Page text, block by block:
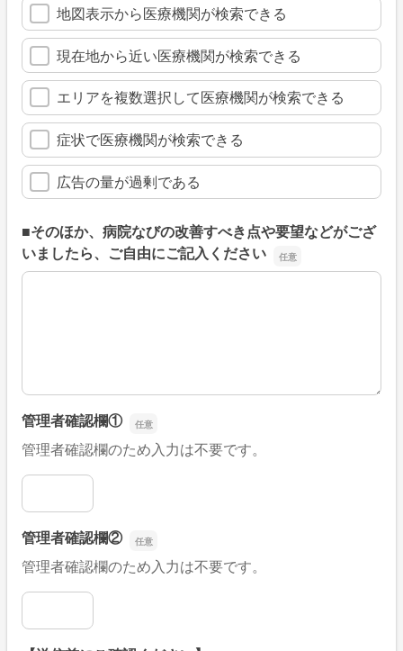
地図表示から医療機関が検索できる
現在地から近い医療機関が検索できる
エリアを複数選択して医療機関が検索できる
症状で医療機関が検索できる
広告の量が過剰である
■そのほか、病院なびの改善すべき点や要望などがござ
いましたら、ご自由にご記入ください
■そのほか、病院なびの改善すべき点や要望などがござい
管理者確認欄①
管理者確認欄のため入力は不要です。
管理者確認欄①
管理者確認欄②
管理者確認欄のため入力は不要です。
管理者確認欄②